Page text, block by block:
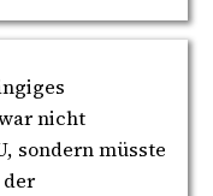
nicht
sondern müsste